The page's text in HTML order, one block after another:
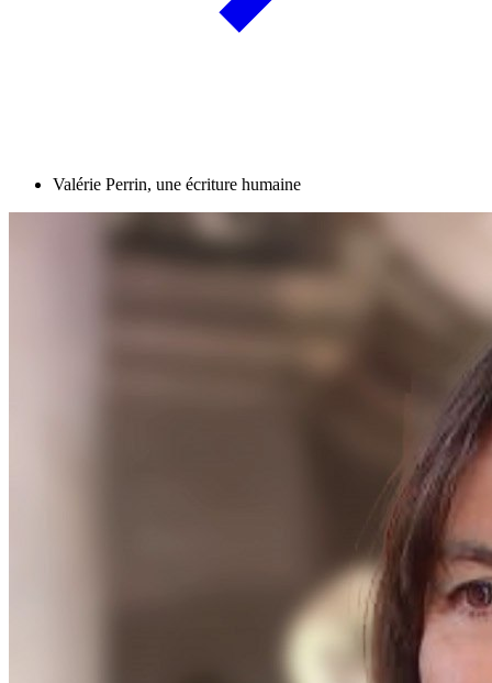
Valérie Perrin, une écriture humaine